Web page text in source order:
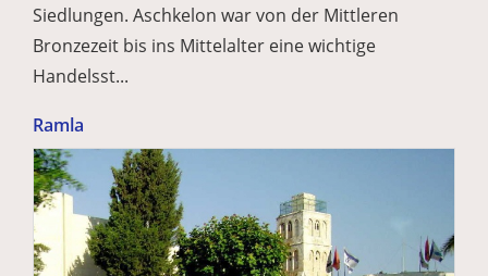
Siedlungen. Aschkelon war von der Mittleren
Bronzezeit bis ins Mittelalter eine wichtige
Handelsst...
Ramla